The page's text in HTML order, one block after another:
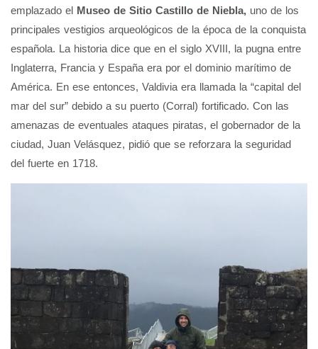
emplazado el Museo de Sitio Castillo de Niebla, uno de los
principales vestigios arqueológicos de la época de la conquista
española. La historia dice que en el siglo XVIII, la pugna entre
Inglaterra, Francia y España era por el dominio marítimo de
América. En ese entonces, Valdivia era llamada la “capital del
mar del sur” debido a su puerto (Corral) fortificado. Con las
amenazas de eventuales ataques piratas, el gobernador de la
ciudad, Juan Velásquez, pidió que se reforzara la seguridad
del fuerte en 1718.